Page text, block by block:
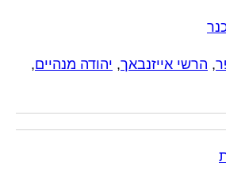
, הרשי אייזנבאך, יהודה מנהיים,